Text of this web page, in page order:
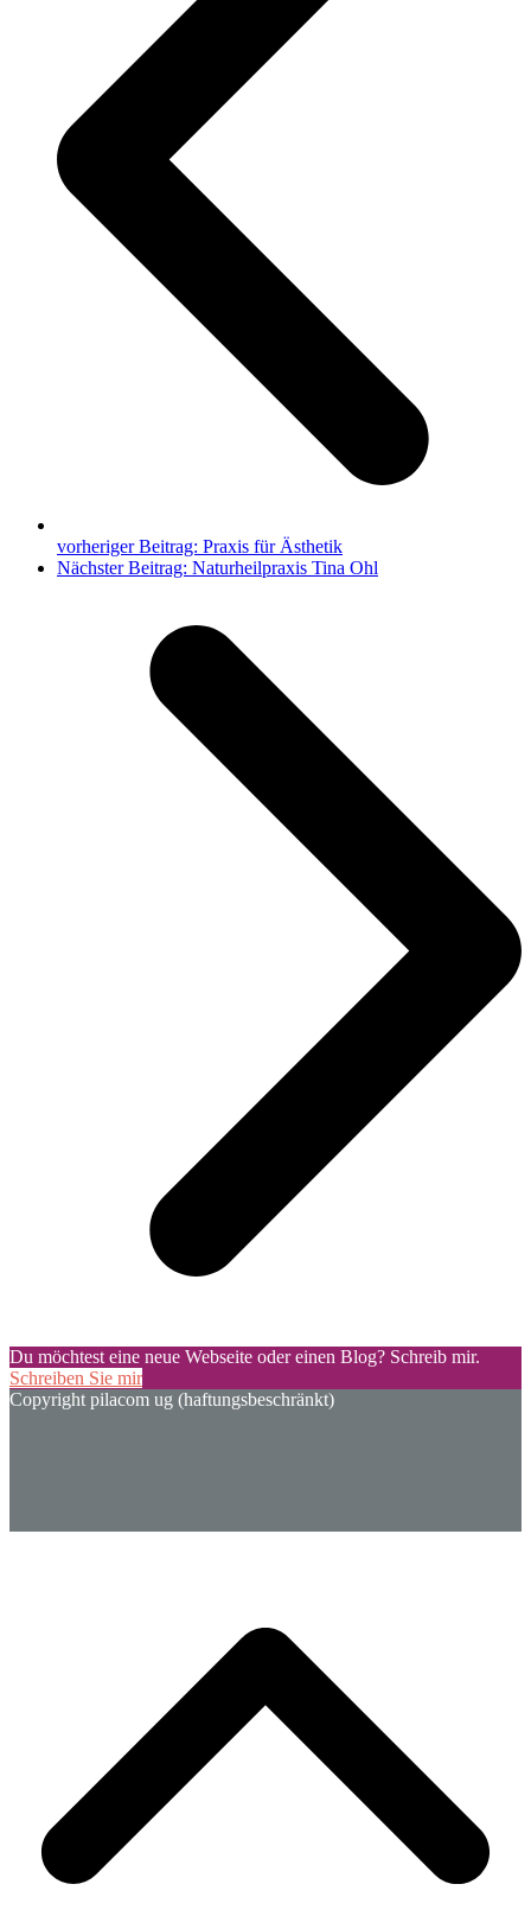
vorheriger Beitrag: Praxis für Ästhetik
Nächster Beitrag: Naturheilpraxis Tina Ohl
Du möchtest eine neue Webseite oder einen Blog? Schreib mir.
Schreiben Sie mir
Copyright pilacom ug (haftungsbeschränkt)